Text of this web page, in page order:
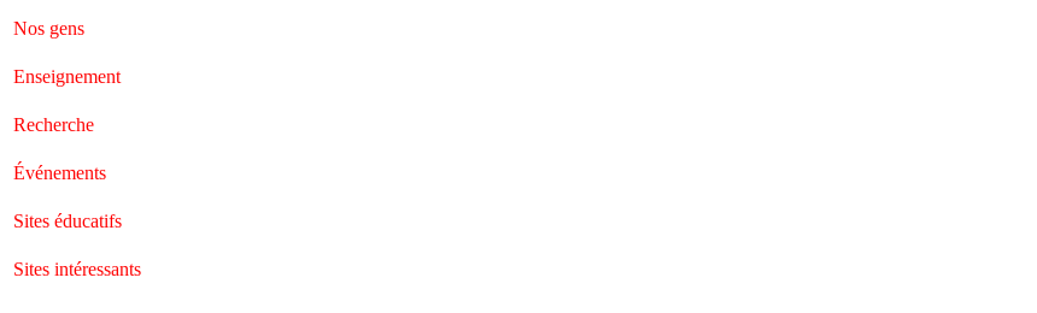
Nos gens
Enseignement
Recherche
Événements
Sites éducatifs
Sites intéressants